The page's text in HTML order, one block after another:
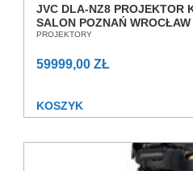
JVC DLA-NZ8 PROJEKTOR
SALON POZNAŃ WROCŁAW
PROJEKTORY
59999,00 ZŁ
KOSZYK